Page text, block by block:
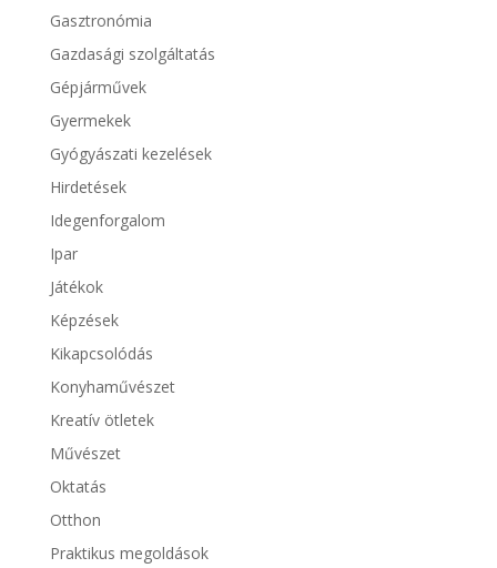
Gasztronómia
Gazdasági szolgáltatás
Gépjárművek
Gyermekek
Gyógyászati kezelések
Hirdetések
Idegenforgalom
Ipar
Játékok
Képzések
Kikapcsolódás
Konyhaművészet
Kreatív ötletek
Művészet
Oktatás
Otthon
Praktikus megoldások